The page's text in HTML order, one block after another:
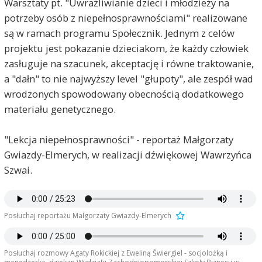
potrzeby osób z niepełnosprawnościami" realizowane
są w ramach programu Społecznik. Jednym z celów
projektu jest pokazanie dzieciakom, że każdy człowiek
zasługuje na szacunek, akceptację i równe traktowanie,
a "dałn" to nie najwyższy level "głupoty", ale zespół wad
wrodzonych spowodowany obecnością dodatkowego
materiału genetycznego.
"Lekcja niepełnosprawności" - reportaż Małgorzaty
Gwiazdy-Elmerych, w realizacji dźwiękowej Wawrzyńca
Szwai.
Posłuchaj reportażu Małgorzaty Gwiazdy-Elmerych
Posłuchaj rozmowy Agaty Rokickiej z Eweliną Świergiel - socjolożką i